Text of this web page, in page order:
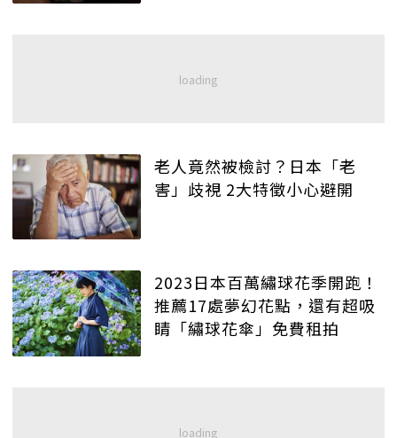
老人竟然被檢討？日本「老
害」歧視 2大特徵小心避開
2023日本百萬繡球花季開跑！
推薦17處夢幻花點，還有超吸
睛「繡球花傘」免費租拍